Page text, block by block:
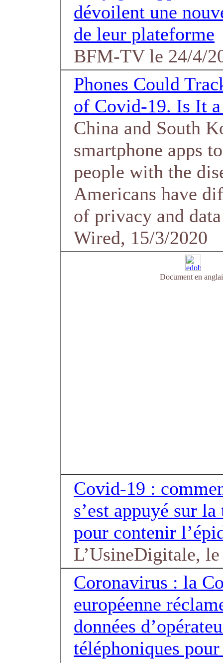
dévoilent une
de leur plateforme
BFM-TV le 24/4/
Phones Could
of Covid-19. Is It a
China and South
smartphone apps
people with the
Americans have
of privacy and
Wired, 15/3/2020
Document en
Covid-19 :
s’est appuyé sur
pour contenir
L’UsineDigitale,
Coronavirus : la
européenne
données
téléphoniques